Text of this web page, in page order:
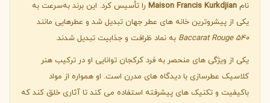
نام Maison Francis Kurkdjian را تأسیس کرد. این برند به‌سرعت به
یکی از پیشروترین خانه های عطر جهان تبدیل شد و عطرهایی مانند
Baccarat Rouge 540 به نماد ظرافت و جذابیت تبدیل شدند.
یکی از ویژگی های منحصر به فرد کرکجان توانایی او در ترکیب هنر
کلاسیک عطرسازی با دیدگاه های مدرن است. او همواره از مواد
باکیفیت و تکنیک های پیشرفته استفاده می کند تا آثاری خلق کند که